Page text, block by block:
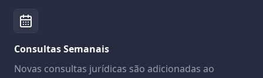
Consultas Semanais
Novas consultas jurídicas são adicionadas ao